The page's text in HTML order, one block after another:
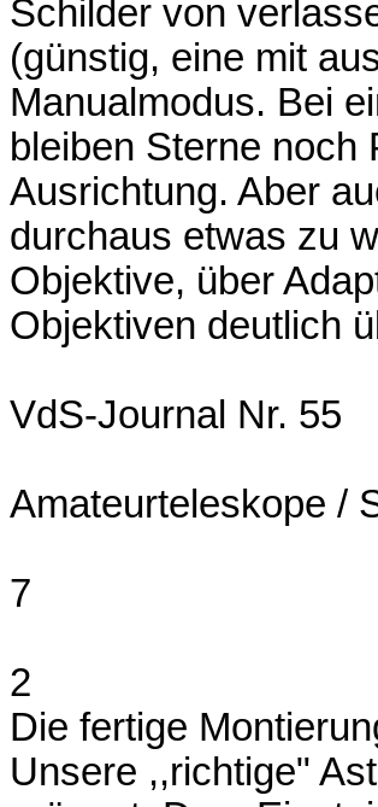
Schilder von
(günstig, eine mit
Manualmodus. Bei
bleiben Sterne
Ausrichtung. Aber
durchaus etwas zu
Objektive, über
Objektiven deutlich
VdS-Journal Nr. 55
Amateurteleskope /
7
2
Die fertige
Unsere ,,richtige"